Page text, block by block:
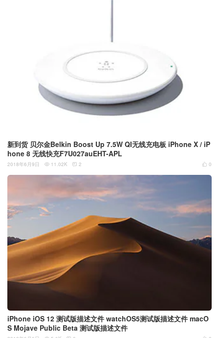
新到货 贝尔金Belkin Boost Up 7.5W QI无线充电板 iPhone X / iP
hone 8 无线快充F7U027auEHT-APL
 0
2018年6月9日  11.02K  2
iPhone iOS 12 测试版描述文件 watchOS5测试版描述文件 macO
S Mojave Public Beta 测试版描述文件